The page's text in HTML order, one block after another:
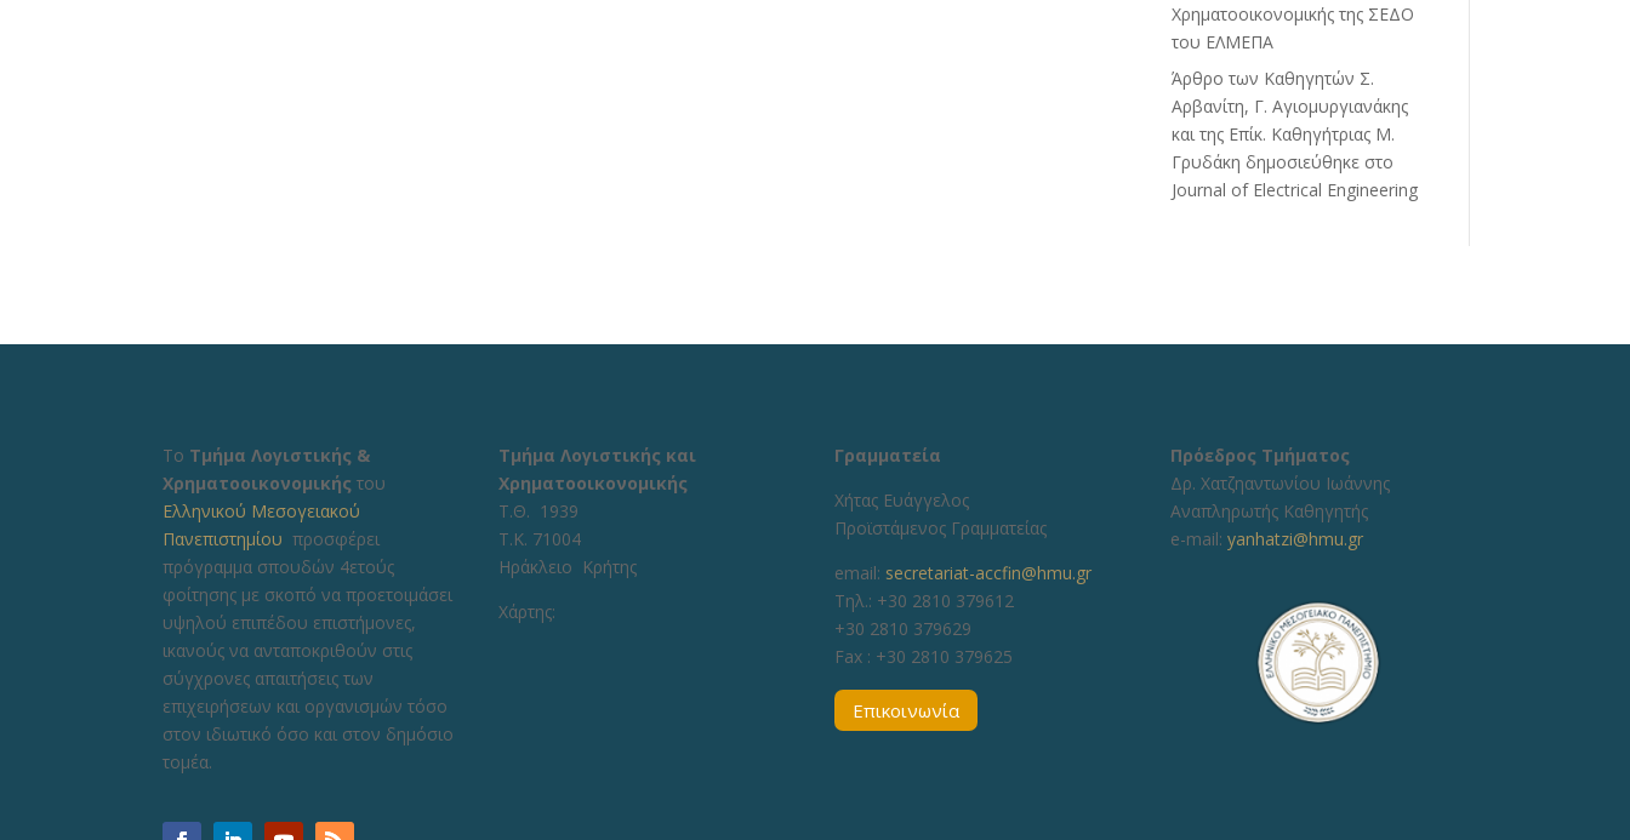
Χρηματοοικονομικής της ΣΕΔΟ
του ΕΛΜΕΠΑ
Άρθρο των Καθηγητών Σ.
Αρβανίτη, Γ. Αγιομυργιανάκης
και της Επίκ. Καθηγήτριας Μ.
Γρυδάκη δημοσιεύθηκε στο
Journal of Electrical Engineering
Το Τμήμα Λογιστικής &
Χρηματοοικονομικήςτου
Ελληνικού Μεσογειακού
Πανεπιστημίου προσφέρει
πρόγραμμα σπουδών 4ετούς
φοίτησης με σκοπό να προετοιμάσει
υψηλού επιπέδου επιστήμονες,
ικανούς να ανταποκριθούν στις
σύγχρονες απαιτήσεις των
επιχειρήσεων και οργανισμών τόσο
στον ιδιωτικό όσο και στον δημόσιο
τομέα.
Τμήμα Λογιστικής και
Χρηματοοικονομικής
Τ.Θ. 1939
Τ.Κ. 71004
Ηράκλειο Κρήτης
Χάρτης:
Γραμματεία
Χήτας Ευάγγελος
Προϊστάμενος Γραμματείας
email: secretariat-accfin@hmu.gr
Τηλ.: +30 2810 379612
+30 2810 379629
Fax : +30 2810 379625
Επικοινωνία
Πρόεδρος Τμήματος
Δρ. Χατζηαντωνίου Ιωάννης
Αναπληρωτής Καθηγητής
e-mail: yanhatzi@hmu.gr